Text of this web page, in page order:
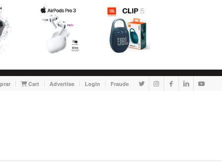
Cart Advertise Login Fraude